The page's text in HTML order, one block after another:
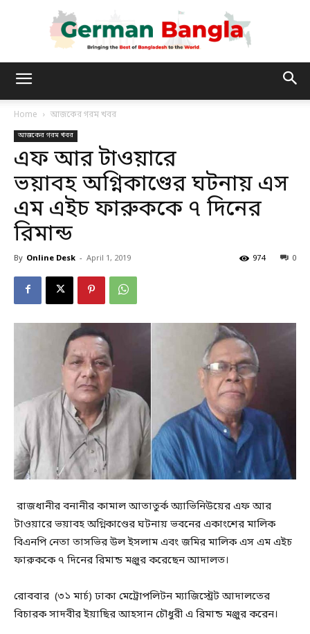
Bangla
Home আজকের গরম খবর
আজকের গরম খবর
এফ আর টাওয়ারে
ভয়াবহ অগ্নিকাণ্ডের ঘটনায় এস
এম এইচ ফারুককে ৭ দিনের
রিমান্ড
By Online Desk - April 1, 2019 0
974
রাজধানীর বনানীর কামাল আতাতুর্ক অ্যাভিনিউয়ের এফ আর
টাওয়ারে ভয়াবহ অগ্নিকাণ্ডের ঘটনায় ভবনের একাংশের মালিক
বিএনপি নেতা তাসভির উল ইসলাম এবং জমির মালিক এস এম এইচ
ফারুককে ৭ দিনের রিমান্ড মঞ্জুর করেছেন আদালত।
রোববার (৩১ মার্চ) ঢাকা মেট্রোপলিটন ম্যাজিস্ট্রেট আদালতের
বিচারক সাদবীর ইয়াছির আহসান চৌধুরী এ রিমান্ড মঞ্জুর করেন।